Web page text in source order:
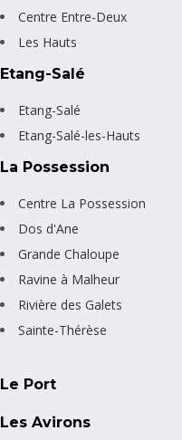
Centre Entre-Deux
Les Hauts
Etang-Salé
Etang-Salé
Etang-Salé-les-Hauts
La Possession
Centre La Possession
Dos d'Ane
Grande Chaloupe
Ravine à Malheur
Rivière des Galets
Sainte-Thérèse
Le Port
Les Avirons